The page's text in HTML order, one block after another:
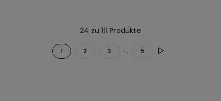
24 zu 111 Produkte
1 2 3 ... 5